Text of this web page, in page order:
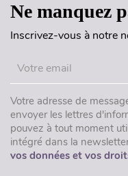
Ne manquez
Inscrivez-vous à notre
Votre adresse de
envoyer les lettres
pouvez à tout moment
intégré dans la
vos données et vos